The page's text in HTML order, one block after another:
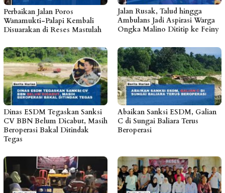
Perbaikan Jalan Poros
Wanamukti-Palapi Kembali
Disuarakan di Reses Mastulah
Jalan Rusak, Talud hingga
Ambulans Jadi Aspirasi Warga
Ongka Malino Dititip ke Feiny
Dinas ESDM Tegaskan Sanksi
CV BBN Belum Dicabut, Masih
Beroperasi Bakal Ditindak
Tegas
Abaikan Sanksi ESDM, Galian
C di Sungai Baliara Terus
Beroperasi